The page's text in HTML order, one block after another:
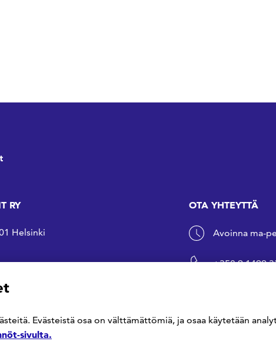
RY
Helsinki
OTA YHTEYTTÄ
Avoinna ma-
+358 9 1499
Evästeistä osa on välttämättömiä, ja osaa käytetään
sivulta.